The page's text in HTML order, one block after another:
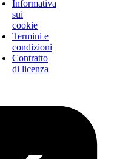
Informativa
sui
cookie
Termini e
condizioni
Contratto
di licenza